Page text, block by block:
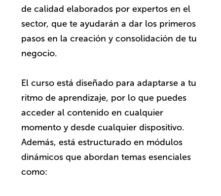
de calidad elaborados por expertos en el
sector, que te ayudarán a dar los primeros
pasos en la creación y consolidación de tu
negocio.
El curso está diseñado para adaptarse a tu
ritmo de aprendizaje, por lo que puedes
acceder al contenido en cualquier
momento y desde cualquier dispositivo.
Además, está estructurado en módulos
dinámicos que abordan temas esenciales
como: